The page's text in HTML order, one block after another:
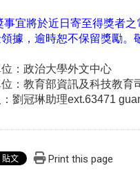
事宜將於近日寄至得獎者
據，逾時恕不保留獎勵。
：政治大學外文中心
：教育部資訊及科技教育
劉冠琳助理ext.63471
Print this page